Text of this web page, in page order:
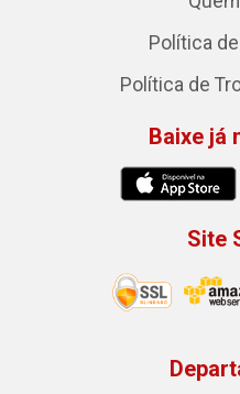
Política
Política de
Baixe já
Site